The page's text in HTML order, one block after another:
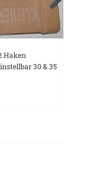
Haken
30 & 35